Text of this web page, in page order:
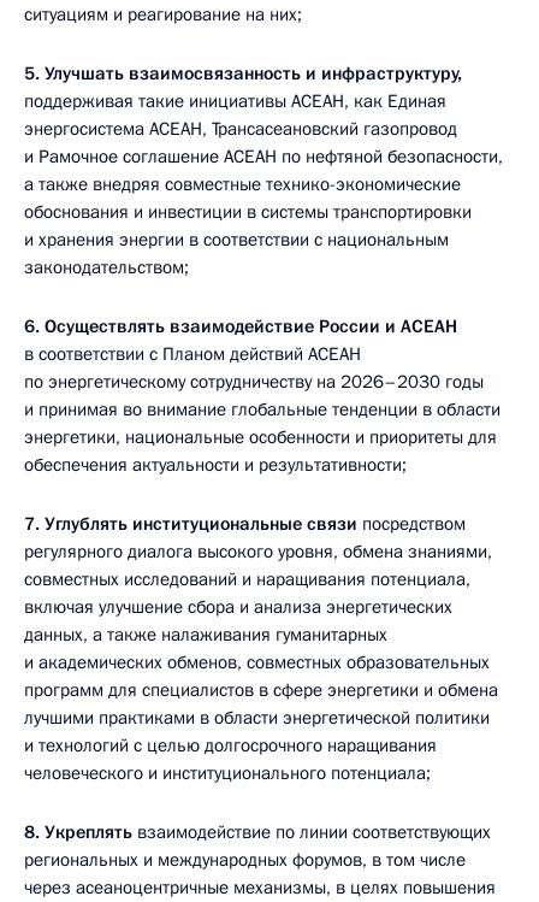
ситуациям и реагирование на них;
5. Улучшать взаимосвязанность и инфраструктуру,
поддерживая такие инициативы АСЕАН, как Единая
энергосистема АСЕАН, Трансасеановский газопровод
и Рамочное соглашение АСЕАН по нефтяной безопасности,
а также внедряя совместные технико-экономические
обоснования и инвестиции в системы транспортировки
и хранения энергии в соответствии с национальным
законодательством;
6. Осуществлять взаимодействие России и АСЕАН
в соответствии с Планом действий АСЕАН
по энергетическому сотрудничеству на 2026–2030 годы
и принимая во внимание глобальные тенденции в области
энергетики, национальные особенности и приоритеты для
обеспечения актуальности и результативности;
7. Углублять институциональные связи посредством
регулярного диалога высокого уровня, обмена знаниями,
совместных исследований и наращивания потенциала,
включая улучшение сбора и анализа энергетических
данных, а также налаживания гуманитарных
и академических обменов, совместных образовательных
программ для специалистов в сфере энергетики и обмена
лучшими практиками в области энергетической политики
и технологий с целью долгосрочного наращивания
человеческого и институционального потенциала;
8. Укреплять взаимодействие по линии соответствующих
региональных и международных форумов, в том числе
через асеаноцентричные механизмы, в целях повышения